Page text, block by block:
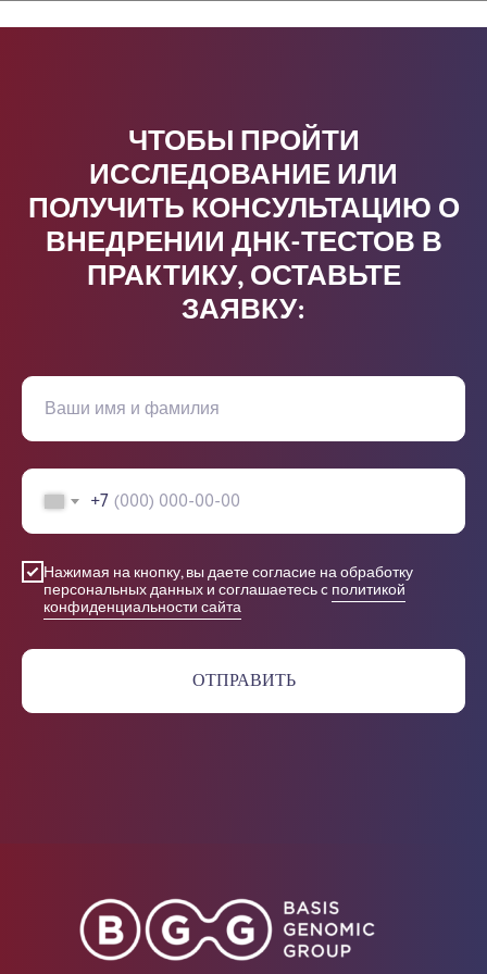
ЧТОБЫ ПРОЙТИ
ИССЛЕДОВАНИЕ ИЛИ
ПОЛУЧИТЬ КОНСУЛЬТАЦИЮ О
ВНЕДРЕНИИ ДНК-ТЕСТОВ В
ПРАКТИКУ, ОСТАВЬТЕ
ЗАЯВКУ:
+7
Нажимая на кнопку, вы даете согласие на обработку
персональных данных и соглашаетесь c политикой
конфиденциальности сайта
ОТПРАВИТЬ